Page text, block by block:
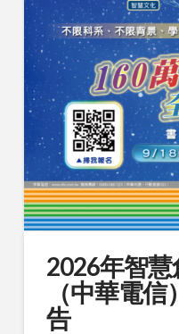
2026年智
（中華電
告